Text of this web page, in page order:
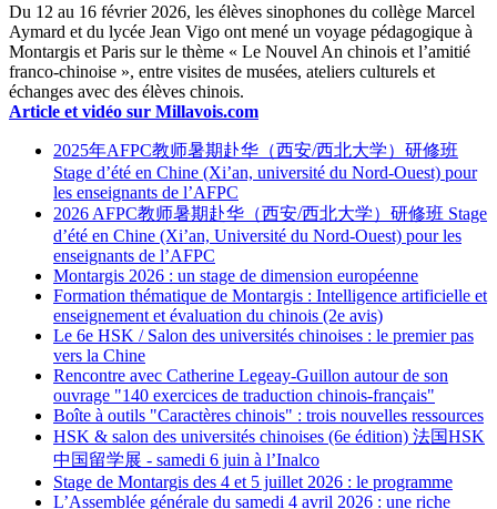
Du 12 au 16 février 2026, les élèves sinophones du collège Marcel
Aymard et du lycée Jean Vigo ont mené un voyage pédagogique à
Montargis et Paris sur le thème « Le Nouvel An chinois et l’amitié
franco-chinoise », entre visites de musées, ateliers culturels et
échanges avec des élèves chinois.
Article et vidéo sur Millavois.com
2025年AFPC教师暑期赴华（西安/西北大学）研修班
Stage d’été en Chine (Xi’an, université du Nord-Ouest) pour
les enseignants de l’AFPC
2026 AFPC教师暑期赴华（西安/西北大学）研修班 Stage
d’été en Chine (Xi’an, Université du Nord-Ouest) pour les
enseignants de l’AFPC
Montargis 2026 : un stage de dimension européenne
Formation thématique de Montargis : Intelligence artificielle et
enseignement et évaluation du chinois (2e avis)
Le 6e HSK / Salon des universités chinoises : le premier pas
vers la Chine
Rencontre avec Catherine Legeay-Guillon autour de son
ouvrage "140 exercices de traduction chinois-français"
Boîte à outils "Caractères chinois" : trois nouvelles ressources
HSK & salon des universités chinoises (6e édition) 法国HSK
中国留学展 - samedi 6 juin à l’Inalco
Stage de Montargis des 4 et 5 juillet 2026 : le programme
L’Assemblée générale du samedi 4 avril 2026 : une riche